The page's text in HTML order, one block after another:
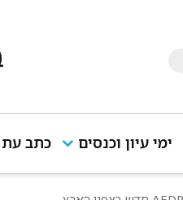
ימי עיון וכנסים כתב עת